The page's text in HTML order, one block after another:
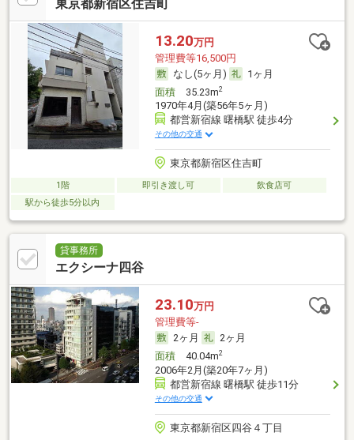
東京都新宿区住吉町
13.20万円
管理費等16,500円
なし(5ヶ月)
1ヶ月
面積35.23m2
1970年4月(築56年5ヶ月)
都営新宿線 曙橋駅 徒歩4分
その他の交通
東京都新宿区住吉町
1階 即引き渡し可
飲食店可
駅から徒歩5分以内
貸事務所
エクシーナ四谷
23.10万円
管理費等-
2ヶ月
2ヶ月
面積40.04m2
2006年2月(築20年7ヶ月)
都営新宿線 曙橋駅 徒歩11分
その他の交通
東京都新宿区四谷４丁目